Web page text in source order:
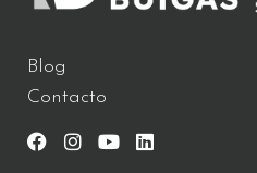
Blog
Contacto